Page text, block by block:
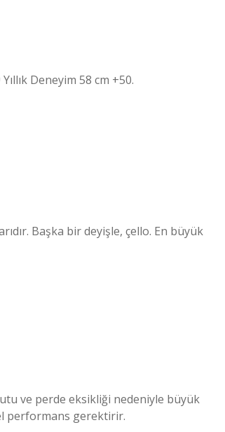
Deneyim 58 cm +50.
Başka bir deyişle, çello. En büyük
ve perde eksikliği nedeniyle büyük
performans gerektirir.